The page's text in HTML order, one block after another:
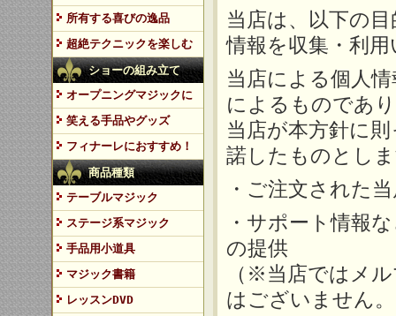
所有する喜びの逸品
超絶テクニックを楽しむ
ショーの組み立て
オープニングマジックに
笑える手品やグッズ
フィナーレにおすすめ！
商品種類
テーブルマジック
ステージ系マジック
手品用小道具
マジック書籍
レッスンDVD
当店は、以下の
情報を収集・利
当店による個人
によるものであ
当店が本方針に
諾したものとし
・ご注文された
・サポート情報
の提供
（※当店ではメ
はございません